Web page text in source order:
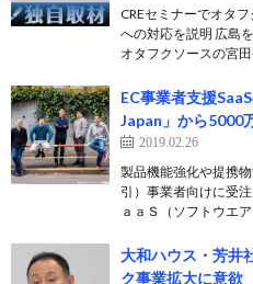
CREセミナーでオタ
への対応を説明 広島
オタフクソースの宮
EC事業者支援
Japan」から5000
2019.02.26
製品機能強化や提携
引）事業者向けに受
ａａＳ（ソフトウエ
大和ハウス・芳井
ク事業拡大に意欲